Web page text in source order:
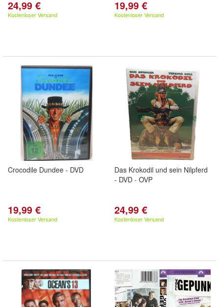
24,99 €
Kostenloser Versand
19,99 €
Kostenloser Versand
Crocodile Dundee - DVD
19,99 €
Kostenloser Versand
Das Krokodil und sein Nilpferd
- DVD - OVP
24,99 €
Kostenloser Versand